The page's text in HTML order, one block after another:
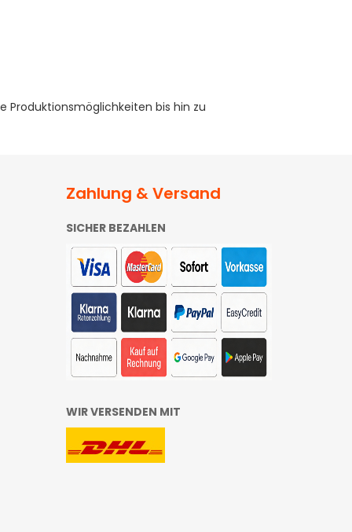
bis hin zu
Zahlung & Versand
SICHER BEZAHLEN
WIR VERSENDEN MIT